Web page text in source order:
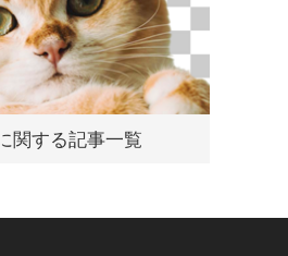
関する記事一覧